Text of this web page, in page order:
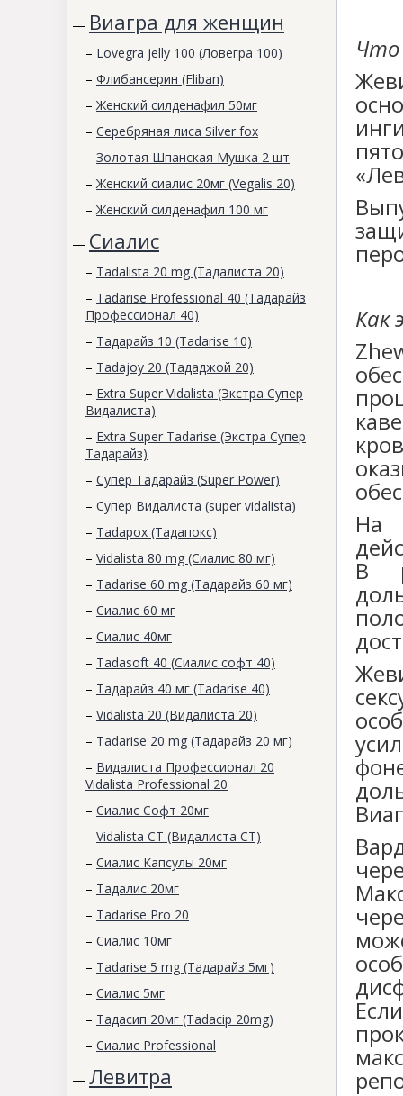
— Виагра для женщин
– Lovegra jelly 100 (Ловегра 100)
– Флибансерин (Fliban)
– Женский силденафил 50мг
– Серебряная лиса Silver fox
– Золотая Шпанская Мушка 2 шт
– Женский сиалис 20мг (Vegalis 20)
– Женский силденафил 100 мг
— Сиалис
– Tadalista 20 mg (Тадалиста 20)
– Tadarise Professional 40 (Тадарайз
Профессионал 40)
– Тадарайз 10 (Tadarise 10)
– Tadajoy 20 (Тададжой 20)
– Extra Super Vidalista (Экстра Супер
Видалиста)
– Extra Super Tadarise (Экстра Супер
Тадарайз)
– Супер Тадарайз (Super Power)
– Супер Видалиста (super vidalista)
– Tadapox (Тадапокс)
– Vidalista 80 mg (Сиалис 80 мг)
– Tadarise 60 mg (Тадарайз 60 мг)
– Сиалис 60 мг
– Cиалис 40мг
– Tadasoft 40 (Сиалис софт 40)
– Тадарайз 40 мг (Tadarise 40)
– Vidalista 20 (Видалиста 20)
– Tadarise 20 mg (Тадарайз 20 мг)
– Видалиста Профессионал 20
Vidalista Professional 20
– Сиалис Софт 20мг
– Vidalista CT (Видалиста СТ)
– Сиалис Капсулы 20мг
– Тадалис 20мг
– Tadarise Pro 20
– Сиалис 10мг
– Tadarise 5 mg (Тадарайз 5мг)
– Сиалис 5мг
– Тадасип 20мг (Tadacip 20mg)
– Сиалис Professional
— Левитра
Что
Как
На
В